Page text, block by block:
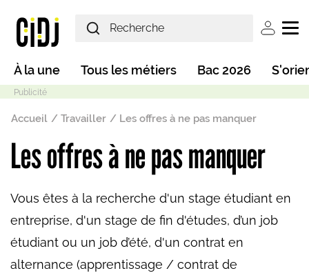
User
Main navigation
À la une Tous les métiers Bac 2026
Fil d'Ariane
Accueil Travailler Les offres à ne pas manquer
Les offres à ne pas manquer
Vous êtes à la recherche d'un stage étudiant en
entreprise, d'un stage de fin d'études, d’un job
étudiant ou un job d’été, d'un contrat en
alternance (apprentissage / contrat de